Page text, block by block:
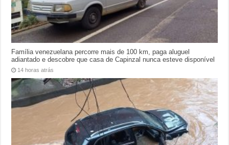
Família venezuelana percorre mais de 100 km, paga aluguel
adiantado e descobre que casa de Capinzal nunca esteve disponível
14 horas atrás